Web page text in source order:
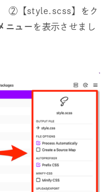
②【style.scss】をク
ニュー を表示させまし